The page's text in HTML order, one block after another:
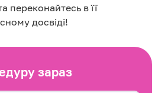
переконайтесь в її
досвіді!
зараз